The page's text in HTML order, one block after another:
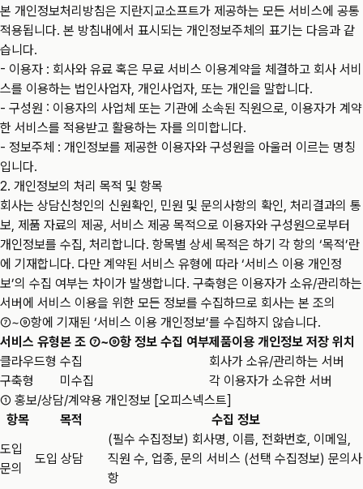
본 개인정보처리방침은 지란지교소프트가 제공하는 모든 서비스에 공통
적용됩니다. 본 방침내에서 표시되는 개인정보주체의 표기는 다음과 같
습니다.
- 이용자 : 회사와 유료 혹은 무료 서비스 이용계약을 체결하고 회사 서비
스를 이용하는 법인사업자, 개인사업자, 또는 개인을 말합니다.
- 구성원 : 이용자의 사업체 또는 기관에 소속된 직원으로, 이용자가 계약
한 서비스를 적용받고 활용하는 자를 의미합니다.
- 정보주체 : 개인정보를 제공한 이용자와 구성원을 아울러 이르는 명칭
입니다.
2. 개인정보의 처리 목적 및 항목
회사는 상담신청인의 신원확인, 민원 및 문의사항의 확인, 처리결과의 통
보, 제품 자료의 제공, 서비스 제공 목적으로 이용자와 구성원으로부터
개인정보를 수집, 처리합니다. 항목별 상세 목적은 하기 각 항의 ‘목적’란
에 기재합니다. 다만 계약된 서비스 유형에 따라 ‘서비스 이용 개인정
보’의 수집 여부는 차이가 발생합니다. 구축형은 이용자가 소유/관리하는
서버에 서비스 이용을 위한 모든 정보를 수집하므로 회사는 본 조의
⑦~⑨항에 기재된 ‘서비스 이용 개인정보’를 수집하지 않습니다.
서비스 유형본 조 ⑦~⑨항 정보 수집 여부제품이용 개인정보 저장 위치
클라우드형 수집
회사가 소유/관리하는 서버
구축형
미수집
각 이용자가 소유한 서버
① 홍보/상담/계약용 개인정보 [오피스넥스트]
항목
목적
수집 정보
도입
문의
도입 상담
(필수 수집정보) 회사명, 이름, 전화번호, 이메일,
직원 수, 업종, 문의 서비스 (선택 수집정보) 문의사
항